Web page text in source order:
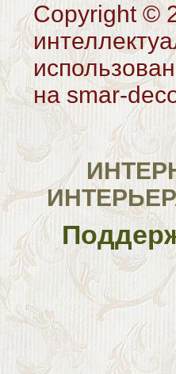
Copyright ©
на smar-